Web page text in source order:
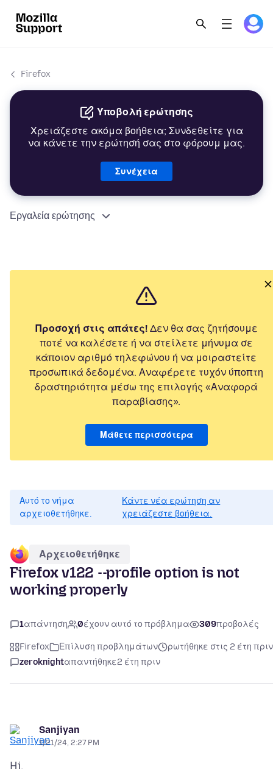
Firefox
Υποβολή ερώτησης
Χρειάζεστε ακόμα βοήθεια; Συνδεθείτε για
να κάνετε την ερώτησή σας στο φόρουμ μας.
Συνέχεια
Εργαλεία ερώτησης
Προσοχή στις απάτες!Δεν θα σας ζητήσουμε
ποτέ να καλέσετε ή να στείλετε μήνυμα σε
κάποιον αριθμό τηλεφώνου ή να μοιραστείτε
προσωπικά δεδομένα. Αναφέρετε τυχόν ύποπτη
δραστηριότητα μέσω της επιλογής «Αναφορά
παραβίασης».
Μάθετε περισσότερα
Αυτό το νήμα
αρχειοθετήθηκε.
Κάντε νέα ερώτηση αν
χρειάζεστε βοήθεια.
Αρχειοθετήθηκε
Firefox v122 --profile option is not
working properly
1απάντηση 0έχουν αυτό το πρόβλημα 309προβολές
Firefox Επίλυση προβλημάτων
ρωτήθηκε στις 2 έτη πριν
zeroknightαπαντήθηκε2 έτη πριν
Sanjiyan
1/21/24, 2:27 PM